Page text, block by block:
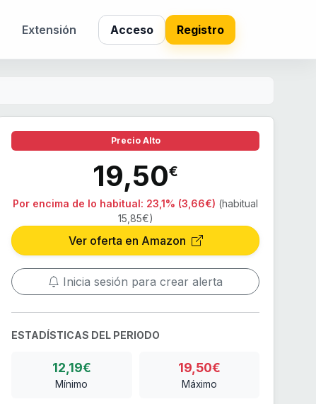
Extensión Acceso Registro
Precio Alto
19,50€
Por encima de lo habitual: 23,1% (3,66€) (habitual
15,85€)
Ver oferta en Amazon
Inicia sesión para crear alerta
ESTADÍSTICAS DEL PERIODO
12,19€
Mínimo
19,50€
Máximo